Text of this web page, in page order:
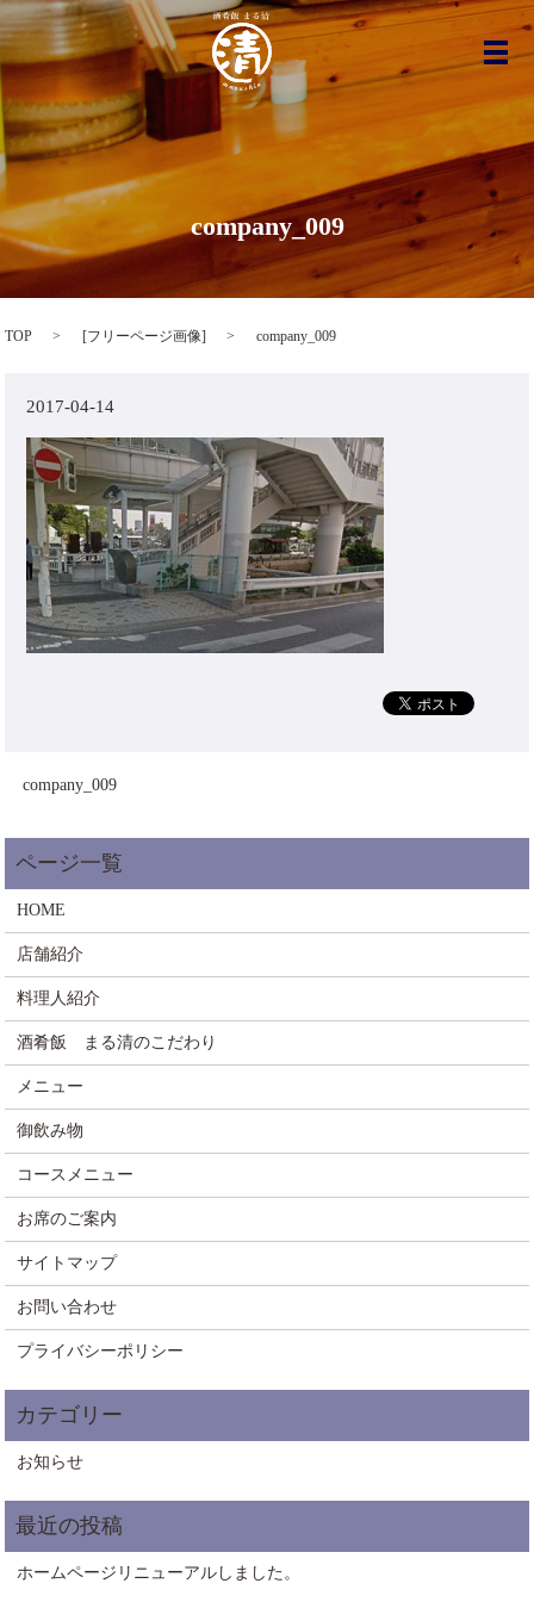
メ
company_009
TOP [フリーページ画像] company_009
2017-04-14
company_009
HOME
店舗紹介
料理人紹介
酒肴飯 まる清のこだわり
メニュー
御飲み物
コースメニュー
お席のご案内
サイトマップ
お問い合わせ
プライバシーポリシー
お知らせ
ホームページリニューアルしました。